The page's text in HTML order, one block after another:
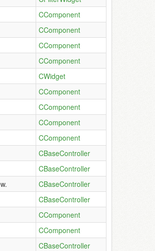
CComponent
CComponent
CComponent
CComponent
CWidget
CComponent
CComponent
CComponent
CComponent
CBaseController
CBaseController
CBaseController
CBaseController
CComponent
CComponent
CBaseController